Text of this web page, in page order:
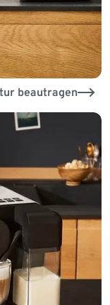
beautragen